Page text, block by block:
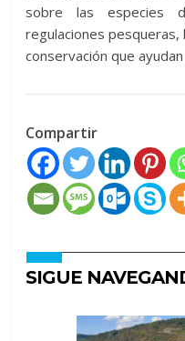
sobre las especies
regulaciones
conservación que
Compartir
SIGUE